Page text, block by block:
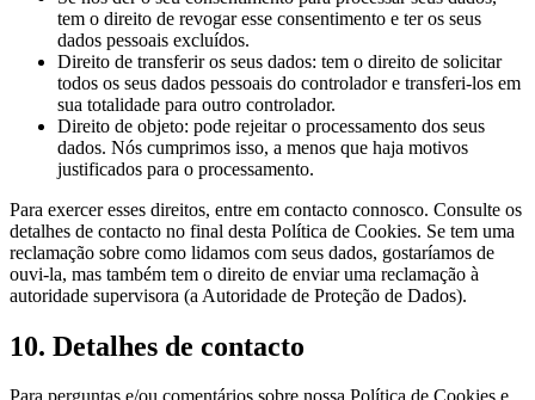
tem o direito de revogar esse consentimento e ter os seus
dados pessoais excluídos.
Direito de transferir os seus dados: tem o direito de solicitar
todos os seus dados pessoais do controlador e transferi-los em
sua totalidade para outro controlador.
Direito de objeto: pode rejeitar o processamento dos seus
dados. Nós cumprimos isso, a menos que haja motivos
justificados para o processamento.
Para exercer esses direitos, entre em contacto connosco. Consulte os
detalhes de contacto no final desta Política de Cookies. Se tem uma
reclamação sobre como lidamos com seus dados, gostaríamos de
ouvi-la, mas também tem o direito de enviar uma reclamação à
autoridade supervisora (a Autoridade de Proteção de Dados).
10. Detalhes de contacto